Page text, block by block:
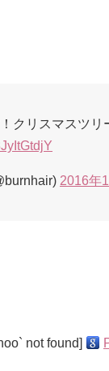
クリスマスツリ
2016年
not found]